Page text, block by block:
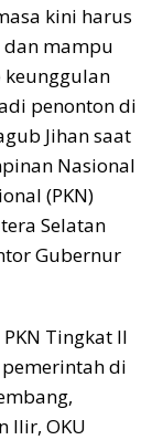
kini harus
mampu
penonton di
Jihan saat
Nasional
(PKN)
Selatan
Gubernur
Tingkat II
di
Ilir, OKU